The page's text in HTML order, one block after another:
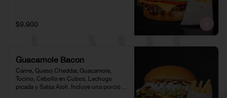
$9.900
Guacamole Bacon
Carne, Queso Cheddar, Guacamole,
Tocino, Cebolla en Cubos, Lechuga
picada y Salsa Aioli. Incluye una porción